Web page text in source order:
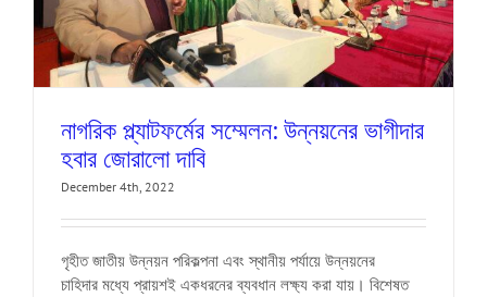
নাগরিক প্ল্যাটফর্মের সম্মেলন: উন্নয়নের ভাগীদার
হবার জোরালো দাবি
December 4th, 2022
গৃহীত জাতীয় উন্নয়ন পরিকল্পনা এবং স্থানীয় পর্যায়ে উন্নয়নের
চাহিদার মধ্যে প্রায়শই একধরনের ব্যবধান লক্ষ্য করা যায়। বিশেষত